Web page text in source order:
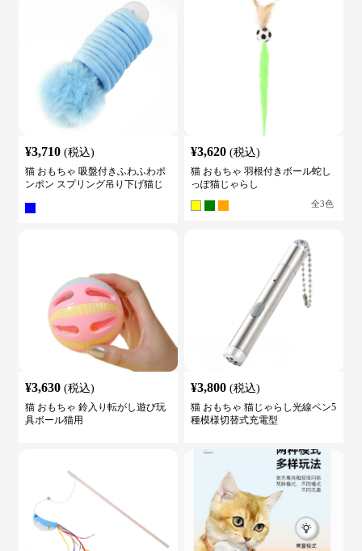
¥3,710 (税込)
猫 おもちゃ 吸盤付きふわふわポ
ンポン スプリング吊り下げ猫じ
¥3,620 (税込)
猫 おもちゃ 羽根付きボール蛇し
っぽ猫じゃらし
全3色
¥3,630 (税込)
猫 おもちゃ 鈴入り転がし遊び玩
具ボール猫用
¥3,800 (税込)
猫 おもちゃ 猫じゃらし光線ペン5
種模様切替式充電型